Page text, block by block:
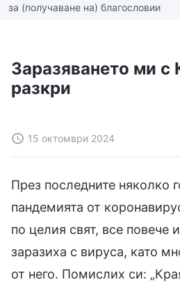
за (получаване на) благословии
Заразяването ми с
разкри
15 октомври 2024
През последните няколко
пандемията от
по целия свят, все повече
заразиха с вируса, като
от него. Помислих си: